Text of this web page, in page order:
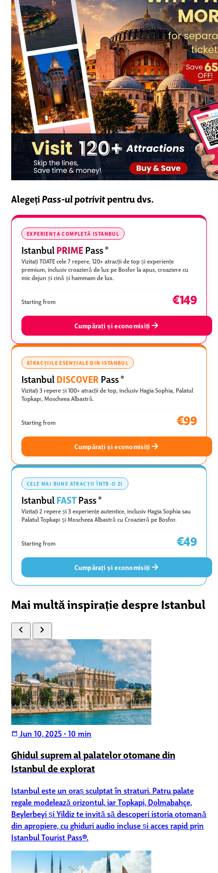
AlegețiPass-ul potrivitpentru dvs.
EXPERIENȚA COMPLETĂ ISTANBUL
IstanbulPRIMEPass ®
Vizitați TOATE cele 7 repere, 120+ atracții de top și experiențe
premium, inclusiv croazieră de lux pe Bosfor la apus, croaziere cu
mic dejun și cină și hammam de lux.
Starting from €149
Cumpărați și economisiți
ATRACȚIILE ESENȚIALE DIN ISTANBUL
IstanbulDISCOVER Pass ®
Vizitați 3 repere și 100+ atracții de top, inclusiv Hagia Sophia, Palatul
Topkapı, Moscheea Albastră.
Starting from €99
Cumpărați și economisiți
CELE MAI BUNE ATRACȚII ÎNTR-O ZI
IstanbulFASTPass ®
Vizitați 2 repere și 3 experiențe autentice, inclusiv Hagia Sophia sau
Palatul Topkapı și Moscheea Albastră cu Croazieră pe Bosfor.
Starting from €49
Cumpărați și economisiți
Mai multă inspirație despre Istanbul
chevron_left chevron_right
calendar_today Jun 10, 2025 • 10 min
Ghidul suprem al palatelor otomane din
Istanbul de explorat
Istanbul este un oraș sculptat în straturi. Patru palate
regale modelează orizontul, iar Topkapi, Dolmabahçe,
Beylerbeyi și Yildiz te invită să descoperi istoria otomană
din apropiere, cu ghiduri audio incluse și acces rapid prin
Istanbul Tourist Pass®.